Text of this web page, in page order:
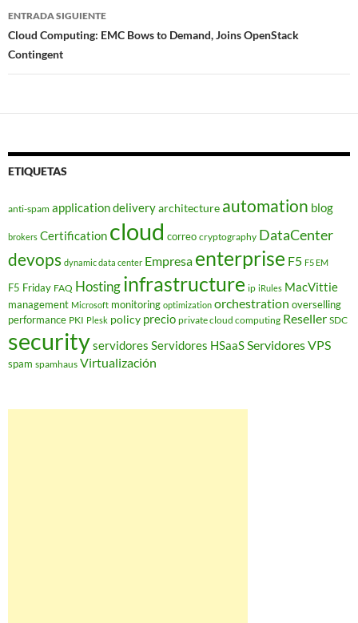
entradas
ENTRADA SIGUIENTE
Cloud Computing: EMC Bows to Demand, Joins OpenStack
Contingent
ETIQUETAS
anti-spam application deliveryarchitecture automation blog
brokers Certification cloud correo cryptography DataCenter
devops dynamic data center Empresa enterprise F5 F5 EM
F5 Friday FAQ Hostinginfrastructure ip iRules MacVittie
management Microsoft monitoring optimization orchestration overselling
performance PKI Plesk policy precio private cloud computing Reseller SDC
securityservidores Servidores HSaaSServidores VPS
spam spamhaus Virtualización